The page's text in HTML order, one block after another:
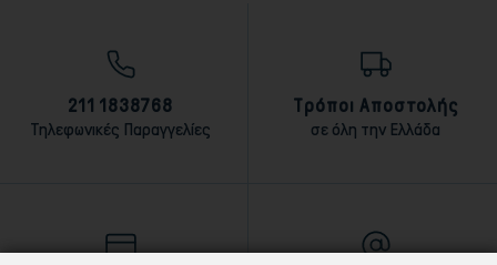
211 1838768
Τηλεφωνικές Παραγγελίες
Τρόποι Αποστολής
σε όλη την Ελλάδα